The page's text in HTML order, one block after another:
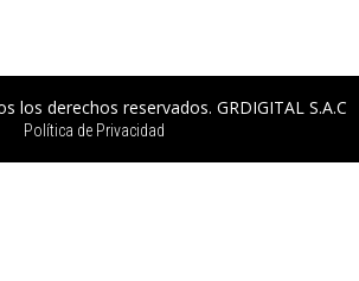
los derechos reservados. GRDIGITAL S.A.C
Política de Privacidad